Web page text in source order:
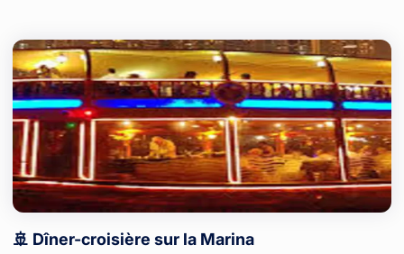
🚢 Dîner-croisière sur la Marina